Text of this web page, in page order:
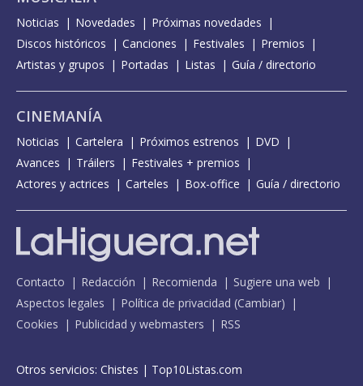
Noticias Novedades
Próximas novedades
Discos históricos
Canciones Festivales
Premios
Artistas y grupos
Portadas Listas Guía / directorio
CINEMANÍA
Noticias Cartelera Próximos estrenos
DVD
Avances
Tráilers
Festivales + premios
Actores y actrices
Carteles Box-office Guía / directorio
Contacto Redacción Recomienda
Sugiere una web
Aspectos legales
Política de privacidad (Cambiar)
Cookies
Publicidad y webmasters RSS
Otros servicios: Chistes | Top10Listas.com